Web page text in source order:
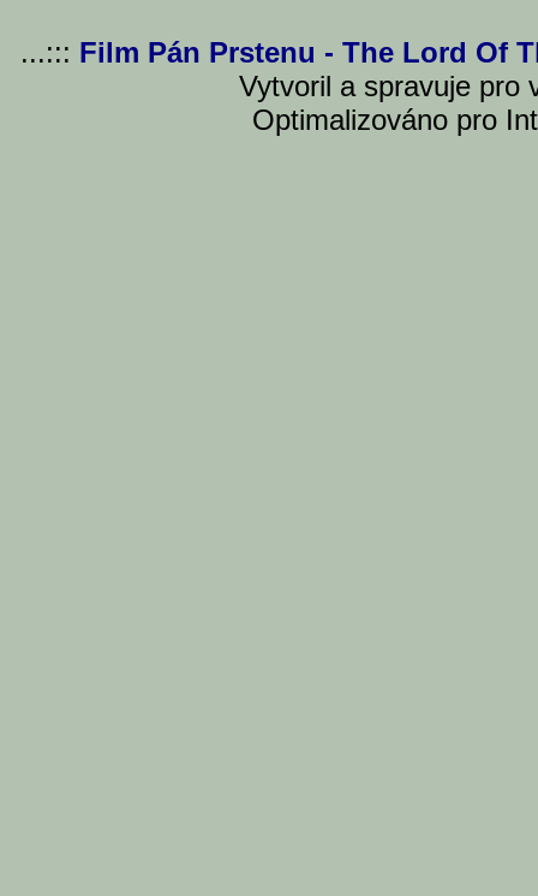
...::: Film Pán Prstenu - The Lord Of
Vytvoril a spravuje pro
Optimalizováno pro